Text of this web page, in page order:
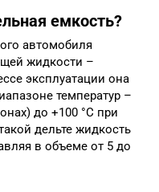
емкость?
автомобиля
жидкости –
эксплуатации она
температур –
до +100 °С при
дельте жидкость
в объеме от 5 до